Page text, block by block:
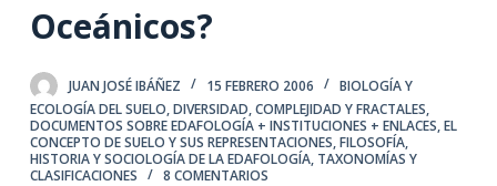
d
o
Oceánicos?
JUAN JOSÉ IBÁÑEZ 15 FEBRERO 2006
BIOLOGÍA Y
ECOLOGÍA DEL SUELO,DIVERSIDAD, COMPLEJIDAD Y FRACTALES,
DOCUMENTOS SOBRE EDAFOLOGÍA + INSTITUCIONES + ENLACES,EL
CONCEPTO DE SUELO Y SUS REPRESENTACIONES,FILOSOFÍA,
HISTORIA Y SOCIOLOGÍA DE LA EDAFOLOGÍA, TAXONOMÍAS Y
CLASIFICACIONES
8 COMENTARIOS